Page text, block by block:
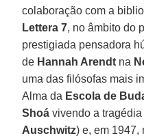
colaboração com a
Lettera 7, no âmbito do
prestigiada pensadora
de Hannah Arendt na
uma das filósofas mais
Alma da Escola de
Shoá vivendo a
Auschwitz) e, em 1947,